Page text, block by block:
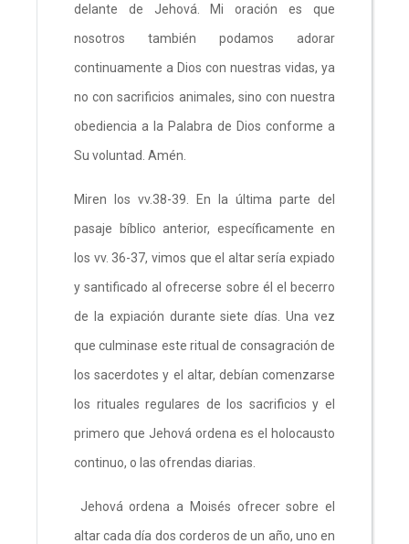
delante de Jehová. Mi oración es que
nosotros también podamos adorar
continuamente a Dios con nuestras vidas, ya
no con sacrificios animales, sino con nuestra
obediencia a la Palabra de Dios conforme a
Su voluntad. Amén.
Miren los vv.38-39. En la última parte del
pasaje bíblico anterior, específicamente en
los vv. 36-37, vimos que el altar sería expiado
y santificado al ofrecerse sobre él el becerro
de la expiación durante siete días. Una vez
que culminase este ritual de consagración de
los sacerdotes y el altar, debían comenzarse
los rituales regulares de los sacrificios y el
primero que Jehová ordena es el holocausto
continuo, o las ofrendas diarias.
Jehová ordena a Moisés ofrecer sobre el
altar cada día dos corderos de un año, uno en